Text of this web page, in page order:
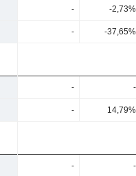
- -2,73%
- -37,65%
- -
- 14,79%
- -